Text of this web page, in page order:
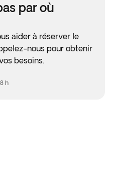
par où
aider à réserver le
nous pour obtenir
besoins.
h